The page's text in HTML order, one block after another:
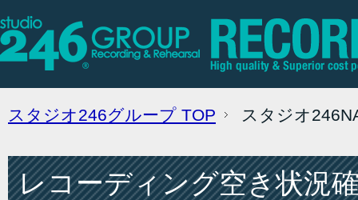
スタジオ246グループ TOP スタジオ
レコーディング空き状況